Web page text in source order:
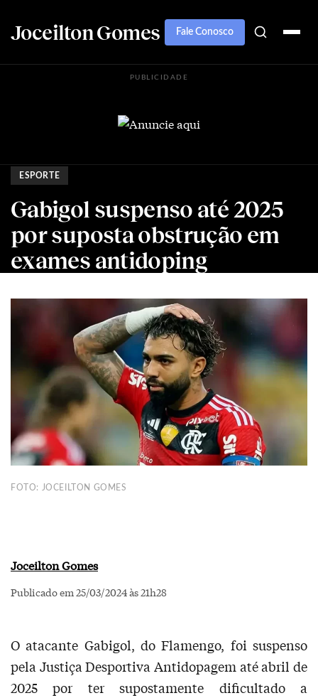
Joceilton Gomes Fale Conosco
PUBLICIDADE
ESPORTE
Gabigol suspenso até 2025
por suposta obstrução em
exames antidoping
FOTO: JOCEILTON GOMES
Joceilton Gomes
Publicado em 25/03/2024 às 21h28
O atacante Gabigol, do Flamengo, foi suspenso
pela Justiça Desportiva Antidopagem até abril de
2025 por ter supostamente dificultado a